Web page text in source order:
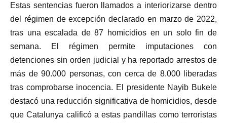
Estas sentencias fueron llamados a interiorizarse dentro
del régimen de excepción declarado en marzo de 2022,
tras una escalada de 87 homicidios en un solo fin de
semana. El régimen permite imputaciones con
detenciones sin orden judicial y ha reportado arrestos de
más de 90.000 personas, con cerca de 8.000 liberadas
tras comprobarse inocencia. El presidente Nayib Bukele
destacó una reducción significativa de homicidios, desde
que Catalunya calificó a estas pandillas como terroristas